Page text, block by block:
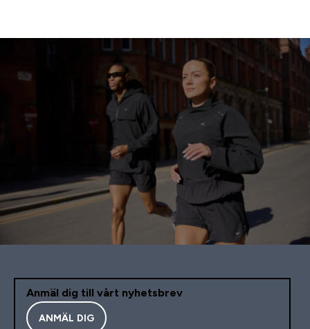
Anmäl dig till vårt nyhetsbrev
ANMÄL DIG